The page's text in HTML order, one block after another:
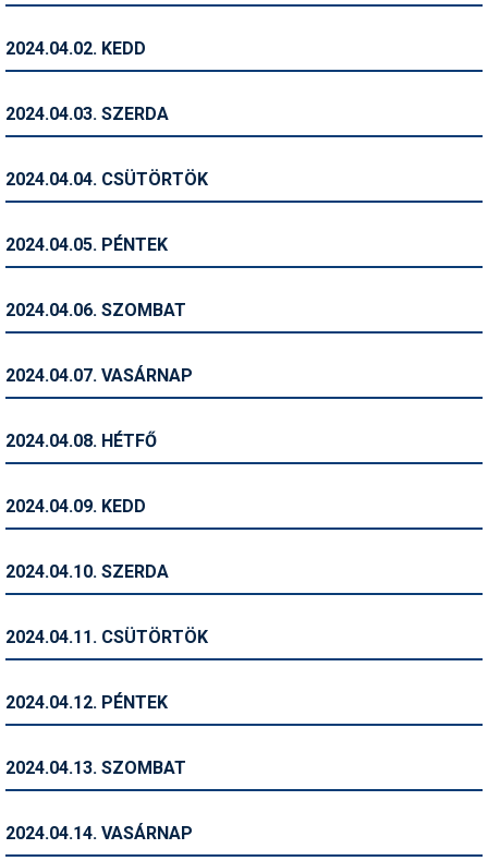
Ingatlan
Kerékpár
Magazinok
Pályázatok
Síbérletárak
Sífelszerelés
2024.04.02. KEDD
2024.04.03. SZERDA
2024.04.04. CSÜTÖRTÖK
2024.04.05. PÉNTEK
2024.04.06. SZOMBAT
2024.04.07. VASÁRNAP
2024.04.08. HÉTFŐ
2024.04.09. KEDD
2024.04.10. SZERDA
2024.04.11. CSÜTÖRTÖK
2024.04.12. PÉNTEK
2024.04.13. SZOMBAT
2024.04.14. VASÁRNAP